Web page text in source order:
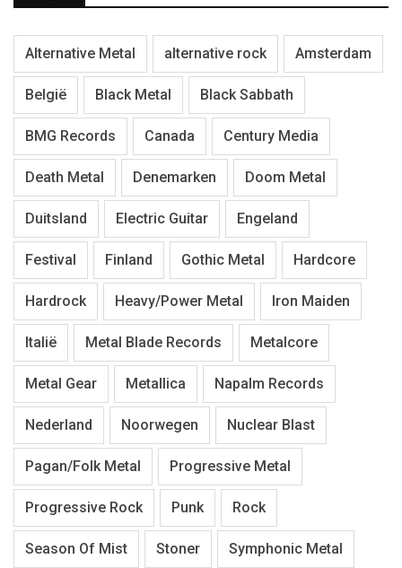
Alternative Metal alternative rock Amsterdam
België Black Metal Black Sabbath
BMG Records Canada Century Media
Death Metal Denemarken Doom Metal
Duitsland Electric Guitar Engeland
Festival Finland Gothic Metal Hardcore
Hardrock Heavy/Power Metal Iron Maiden
Italië Metal Blade Records Metalcore
Metal Gear Metallica Napalm Records
Nederland Noorwegen Nuclear Blast
Pagan/Folk Metal Progressive Metal
Progressive Rock Punk Rock
Season Of Mist Stoner Symphonic Metal